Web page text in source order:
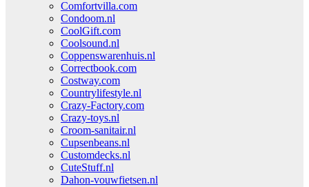
Comfortvilla.com
Condoom.nl
CoolGift.com
Coolsound.nl
Coppenswarenhuis.nl
Correctbook.com
Costway.com
Countrylifestyle.nl
Crazy-Factory.com
Crazy-toys.nl
Croom-sanitair.nl
Cupsenbeans.nl
Customdecks.nl
CuteStuff.nl
Dahon-vouwfietsen.nl